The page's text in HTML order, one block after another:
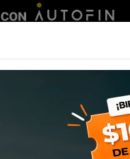
EQUIPAMIENTO